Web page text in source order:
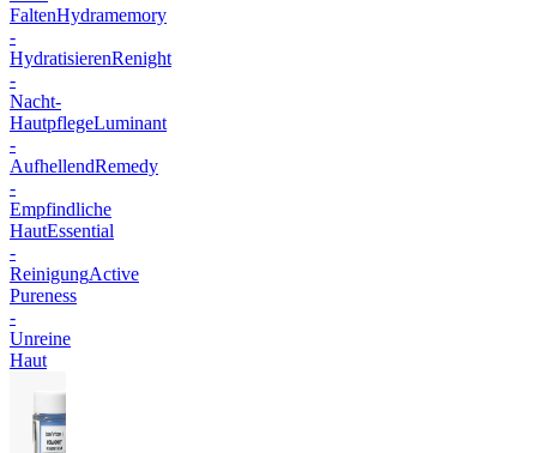
FaltenHydramemory
-
HydratisierenRenight
-
Nacht-
HautpflegeLuminant
-
AufhellendRemedy
-
Empfindliche
HautEssential
-
ReinigungActive
Pureness
-
Unreine
Haut